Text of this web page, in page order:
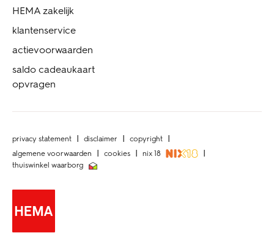
HEMA zakelijk
klantenservice
actievoorwaarden
saldo cadeaukaart
opvragen
privacy statement disclaimer
copyright
algemene voorwaarden
cookies
nix 18
thuiswinkel waarborg